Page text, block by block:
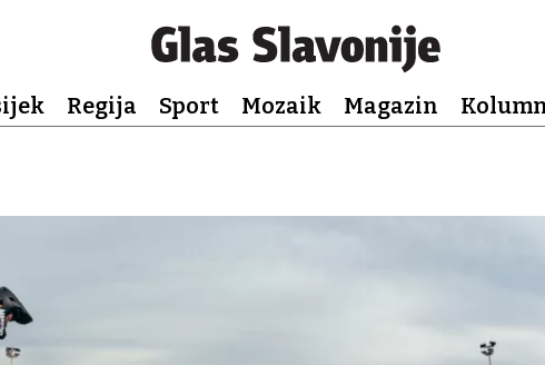
Regija Sport Mozaik Magazin